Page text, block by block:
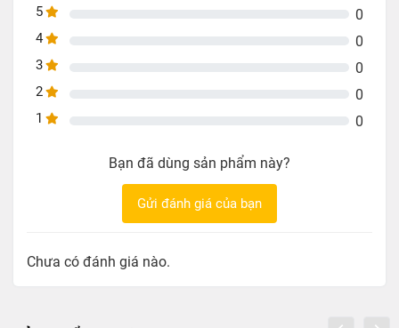
5 0
4 0
3 0
2 0
1 0
Bạn đã dùng sản phẩm này?
Gửi đánh giá của bạn
Chưa có đánh giá nào.